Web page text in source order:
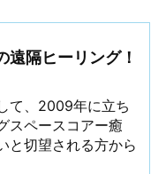
遠隔ヒーリング！
て、2009年に立ち
スペースコアー癒
と切望される方から